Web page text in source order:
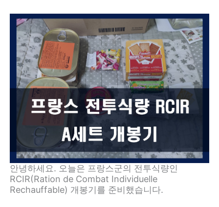
안녕하세요. 오늘은 프랑스군의 전투식량인
RCIR(Ration de Combat Individuelle
Rechauffable) 개봉기를 준비했습니다.